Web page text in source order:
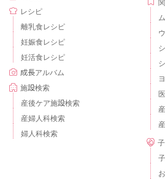
レシピ
離乳食レシピ
妊娠食レシピ
妊活食レシピ
成長アルバム
施設検索
産後ケア施設検索
産婦人科検索
婦人科検索